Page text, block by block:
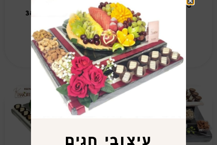
ט"ו בשבט דגם 37
₪1,080.00
הוספה לסל
ט"ו בשבט דגם 38
₪890.00
הוספה לסל
עיצובי חגים